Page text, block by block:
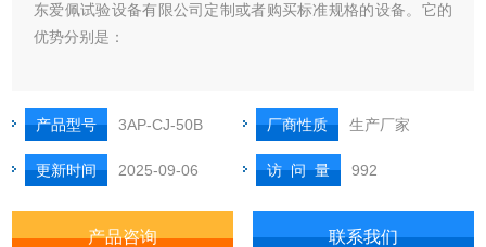
东爱佩试验设备有限公司定制或者购买标准规格的设备。它的
优势分别是：
2. 防震抗压，固化后不开裂，不腐化，不脱落。
产品型号 3AP-CJ-50B 厂商性质 生产厂家
更新时间 2025-09-06 访 问 量 992
产品咨询 联系我们